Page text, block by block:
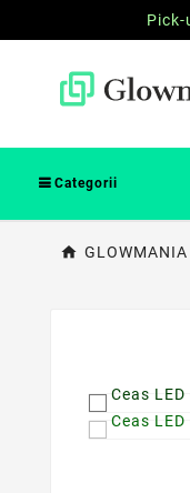
Pick-
Categorii
GLOWMANIA